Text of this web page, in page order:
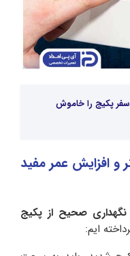
سفر پکیج را خاموش
و افزایش عمر مفید
نگهداری صحیح از پکیج
ایم: